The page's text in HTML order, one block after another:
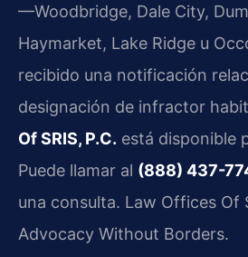
—Woodbridge, Dale City,
Haymarket, Lake Ridge u
recibido una notificación
designación de infractor
Of SRIS, P.C. está disponible
Puede llamar al (888) 437-
una consulta. Law Offices Of
Advocacy Without Borders.